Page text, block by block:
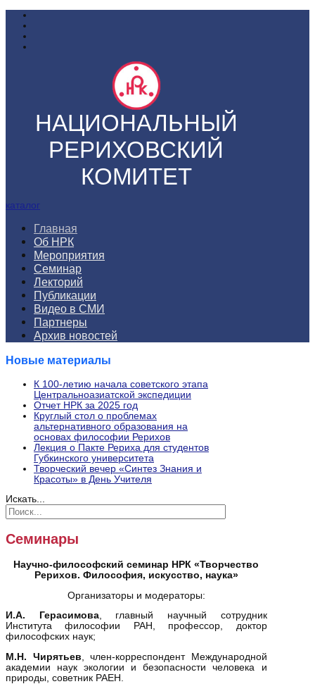
НАЦИОНАЛЬНЫЙ
РЕРИХОВСКИЙ
КОМИТЕТ
каталог
Главная
Об НРК
Мероприятия
Семинар
Лекторий
Публикации
Видео в СМИ
Партнеры
Архив новостей
Новые материалы
К 100-летию начала советского этапа
Центральноазиатской экспедиции
Отчет НРК за 2025 год
Круглый стол о проблемах
альтернативного образования на
основах философии Рерихов
Лекция о Пакте Рериха для студентов
Губкинского университета
Творческий вечер «Синтез Знания и
Красоты» в День Учителя
Искать...
Семинары
Научно-философский семинар НРК «Творчество
Рерихов. Философия, искусство, наука»
Организаторы и модераторы:
И.А. Герасимова, главный научный сотрудник
Института философии РАН, профессор, доктор
философских наук;
М.Н. Чирятьев , член-корреспондент Международной
академии наук экологии и безопасности человека и
природы, советник РАЕН.